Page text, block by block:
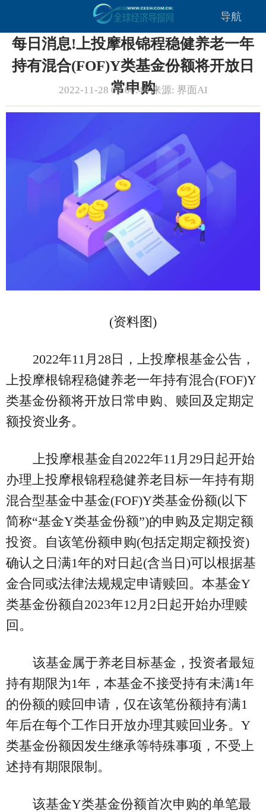
导航
每日消息!上投摩根锦程稳健养老一年
持有混合(FOF)Y类基金份额将开放日
常申购
2022-11-28 08:00:46 来源: 界面AI
(资料图)
2022年11月28日，上投摩根基金公告，
上投摩根锦程稳健养老一年持有混合(FOF)Y
类基金份额将开放日常申购、赎回及定期定
额投资业务。
上投摩根基金自2022年11月29日起开始
办理上投摩根锦程稳健养老目标一年持有期
混合型基金中基金(FOF)Y类基金份额(以下
简称“基金Y类基金份额”)的申购及定期定额
投资。自该笔份额申购(包括定期定额投资)
确认之日满1年的对日起(含当日)可以根据基
金合同或法律法规规定申请赎回。本基金Y
类基金份额自2023年12月2日起开始办理赎
回。
该基金属于养老目标基金，投资者最短
持有期限为1年，本基金不接受持有未满1年
的份额的赎回申请，仅在该笔份额持有满1
年后在每个工作日开放办理其赎回业务。Y
类基金份额因发生继承等特殊事项，不受上
述持有期限限制。
该基金Y类基金份额首次申购的单笔最